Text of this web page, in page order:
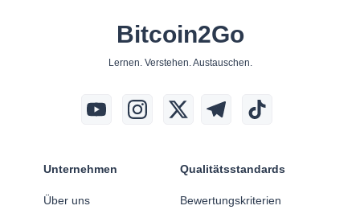
Bitcoin2Go
Lernen. Verstehen. Austauschen.
Unternehmen
Über uns
Qualitätsstandards
Bewertungskriterien